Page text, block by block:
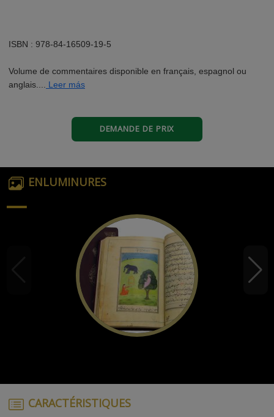
ISBN : 978-84-16509-19-5
Volume de commentaires disponible en français, espagnol ou
anglais....
Leer más
DEMANDE DE PRIX
ENLUMINURES
CARACTÉRISTIQUES